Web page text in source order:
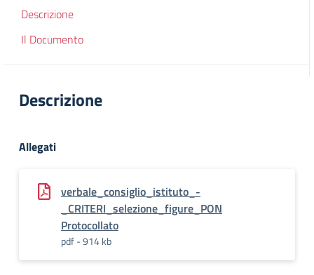
Descrizione
Il Documento
Descrizione
Allegati
verbale_consiglio_istituto_-
_CRITERI_selezione_figure_PON
Protocollato
pdf - 914 kb